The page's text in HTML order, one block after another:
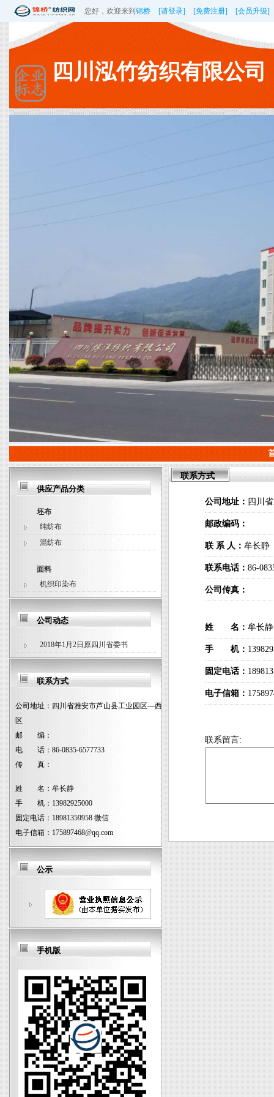
您好，欢迎来到 锦桥 [请登录] [免费注册] [会员升级]
四川泓竹纺织有限公司
供应产品分类
坯布
纯纺布
混纺布
面料
机织印染布
公司动态
2018年1月2日原四川省委书
联系方式
公司地址： 四川省雅安市芦山县工业园区—西
区
邮 编：
电 话： 86-0835-6577733
传 真：
姓 名： 牟长静
手 机： 13982925000
固定电话： 18981359958 微信
电子信箱： 175897468@qq.com
公示
手机版
联系方式
公司地址： 四川
邮政编码：
联 系 人： 牟长静
联系电话： 86-
公司传真：
姓 名： 牟长静
手 机：
固定电话：
电子信箱：
联系留言: